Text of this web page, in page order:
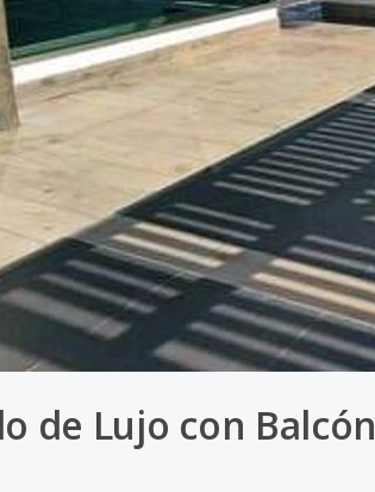
de Lujo con Balcón